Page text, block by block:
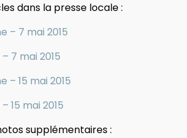
dans la presse locale :
– 7 mai 2015
7 mai 2015
– 15 mai 2015
15 mai 2015
supplémentaires :